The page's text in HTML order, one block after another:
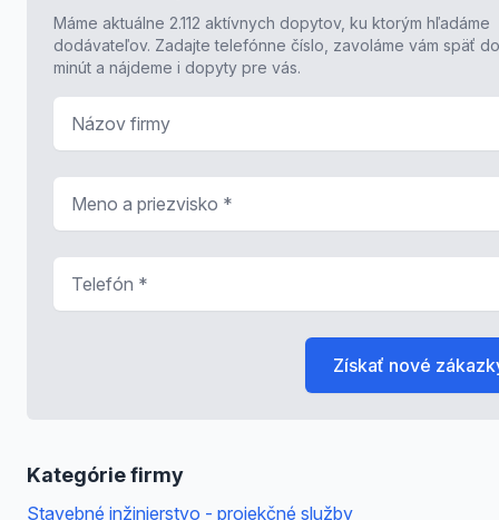
Kategórie firmy
Stavebné inžinierstvo - projekčné služby
Máme aktuálne 2.112 aktívnych dopytov, ku ktorým hľadáme
dodávateľov. Zadajte telefónne číslo, zavoláme vám späť
minút a nájdeme i dopyty pre vás.
Získať nové